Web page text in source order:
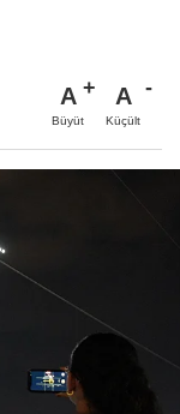
A
Büyüt
A
Küçült